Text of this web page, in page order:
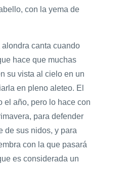
con la yema de
canta cuando
hace que muchas
su vista al cielo en un
en pleno aleteo. El
el año, pero lo hace con
para defender
de sus nidos, y para
con la que pasará
es considerada un